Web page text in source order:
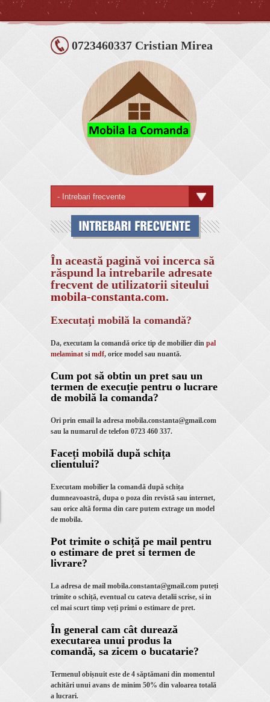
0723460337 Cristian Mirea
În această pagină voi incerca să
răspund la intrebarile adresate
frecvent de utilizatorii siteului
mobila-constanta.com.
Executați mobilă la comandă?
Da, executam la comandă orice tip de mobilier din pal
melaminat si mdf, orice model sau nuantă.
Cum pot să obtin un pret sau un
termen de execuție pentru o lucrare
de mobilă la comanda?
Ori prin email la adresa mobila.constanta@gmail.com
sau la numarul de telefon 0723 460 337.
Faceți mobilă după schița
clientului?
Executam mobilier la comandă după schița
dumneavoastră, dupa o poza din revistă sau internet,
sau orice altă forma din care putem extrage un model
de mobila.
Pot trimite o schiță pe mail pentru
o estimare de pret si termen de
livrare?
La adresa de mail mobila.constanta@gmail.com puteți
trimite o schiță, eventual cu cateva detalii scrise, si in
cel mai scurt timp veți primi o estimare de pret.
În general cam cât durează
executarea unui produs la
comandă, sa zicem o bucatarie?
Termenul obișnuit este de 4 săptămani din momentul
achitări unui avans de minim 50% din valoarea totală
a lucrari.